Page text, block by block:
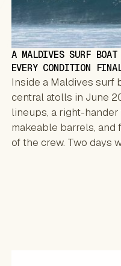
A MALDIVES SURF
EVERY CONDITION
Inside a Maldives surf
central atolls in June
lineups, a right-
makeable barrels,
of the crew. Two days